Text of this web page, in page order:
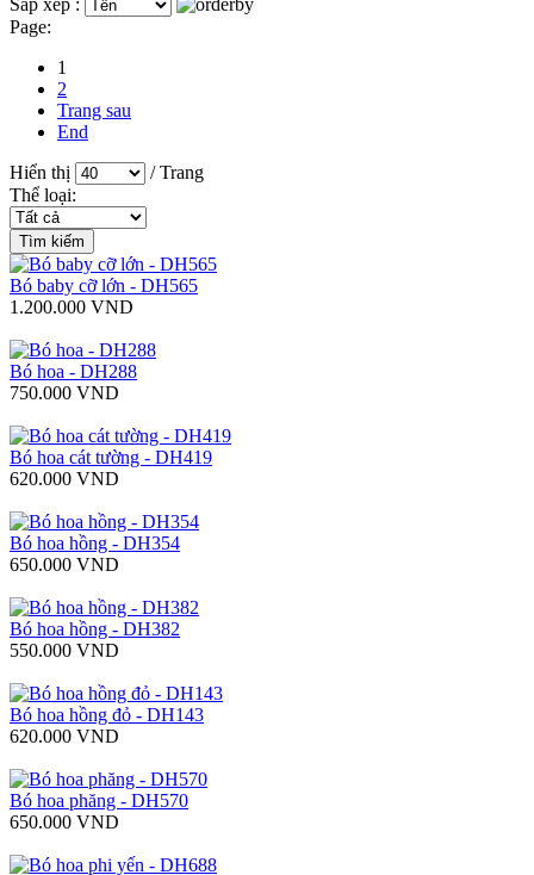
Sắp xếp :
Page:
1
2
Trang sau
End
Hiển thị
/ Trang
Thể loại:
Bó baby cỡ lớn - DH565
1.200.000 VND
Bó hoa - DH288
750.000 VND
Bó hoa cát tường - DH419
620.000 VND
Bó hoa hồng - DH354
650.000 VND
Bó hoa hồng - DH382
550.000 VND
Bó hoa hồng đỏ - DH143
620.000 VND
Bó hoa phăng - DH570
650.000 VND